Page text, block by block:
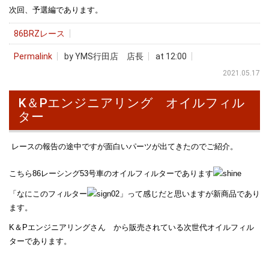
次回、予選編であります。
86BRZレース
Permalink by YMS行田店 店長 at 12:00
2021.05.17
K＆Pエンジニアリング オイルフィル
ター
レースの報告の途中ですが面白いパーツが出てきたのでご紹介。
こちら86レーシング53号車のオイルフィルターであります
「なにこのフィルター
」って感じだと思いますが新商品であり
ます。
K＆Pエンジニアリングさん から販売されている次世代オイルフィル
ターであります。